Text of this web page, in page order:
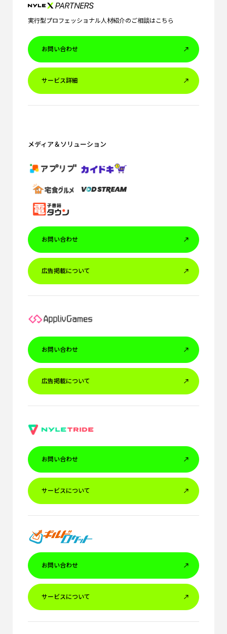
実行型プロフェッショナル人材紹介のご相談はこちら
お問い合わせ
サービス詳細
メディア＆ソリューション
お問い合わせ
広告掲載について
お問い合わせ
広告掲載について
お問い合わせ
サービスについて
お問い合わせ
サービスについて